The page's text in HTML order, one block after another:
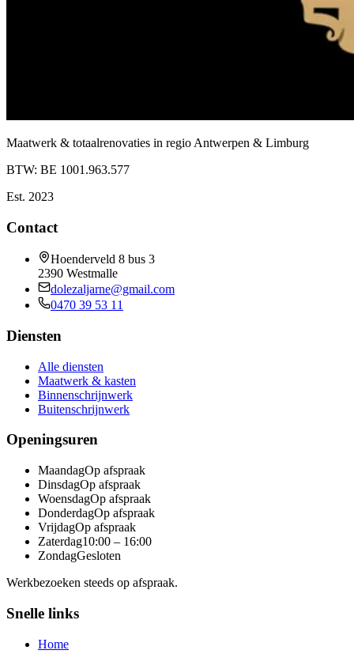
Maatwerk & totaalrenovaties in regio Antwerpen & Limburg
BTW: BE 1001.963.577
Est. 2023
Contact
Hoenderveld 8 bus 3
2390 Westmalle
dolezaljarne@gmail.com
0470 39 53 11
Diensten
Alle diensten
Maatwerk & kasten
Binnenschrijnwerk
Buitenschrijnwerk
Openingsuren
MaandagOp afspraak
DinsdagOp afspraak
WoensdagOp afspraak
DonderdagOp afspraak
VrijdagOp afspraak
Zaterdag10:00 – 16:00
ZondagGesloten
Werkbezoeken steeds op afspraak.
Snelle links
Home